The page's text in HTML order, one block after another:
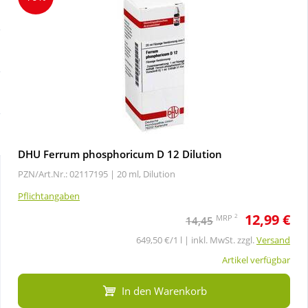
Sale
Körperpflege & Kosmetik
Natur & Homöopathie
Tierbedarf
DHU Ferrum phosphoricum D 12 Dilution
PZN/Art.Nr.: 02117195 | 20 ml, Dilution
Pflichtangaben
14,45 MRP 2 12,99 €
649,50 €/1 l | inkl. MwSt. zzgl.Versand
Artikel verfügbar
In den Warenkorb